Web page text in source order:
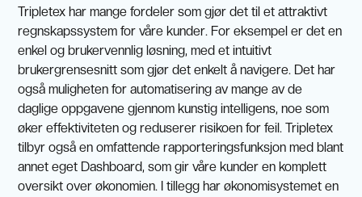
Tripletex har mange fordeler som gjør det til et attraktivt
regnskapssystem for våre kunder. For eksempel er det en
enkel og brukervennlig løsning, med et intuitivt
brukergrensesnitt som gjør det enkelt å navigere. Det har
også muligheten for automatisering av mange av de
daglige oppgavene gjennom kunstig intelligens, noe som
øker effektiviteten og reduserer risikoen for feil. Tripletex
tilbyr også en omfattende rapporteringsfunksjon med blant
annet eget Dashboard, som gir våre kunder en komplett
oversikt over økonomien. I tillegg har økonomisystemet en